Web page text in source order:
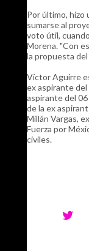
Por último, hizo
sumarse al
voto útil,
Morena. "Con
la propuesta
Víctor Aguirre
ex aspirante del
aspirante del
de la ex
Millán Vargas,
Fuerza por
civiles.